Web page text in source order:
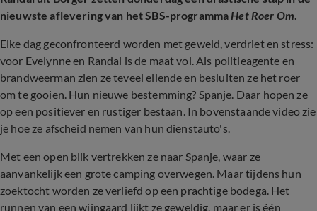
nieuwste aflevering van het SBS-programmaHet Roer Om.
Elke dag geconfronteerd worden met geweld, verdriet en stress:
voor Evelynne en Randal is de maat vol. Als politieagente en
brandweerman zien ze teveel ellende en besluiten ze het roer
om te gooien. Hun nieuwe bestemming? Spanje. Daar hopen ze
op een positiever en rustiger bestaan. In bovenstaande video zie
je hoe ze afscheid nemen van hun dienstauto's.
Met een open blik vertrekken ze naar Spanje, waar ze
aanvankelijk een grote camping overwegen. Maar tijdens hun
zoektocht worden ze verliefd op een prachtige bodega. Het
runnen van een wijngaard lijkt ze geweldig, maar er is één